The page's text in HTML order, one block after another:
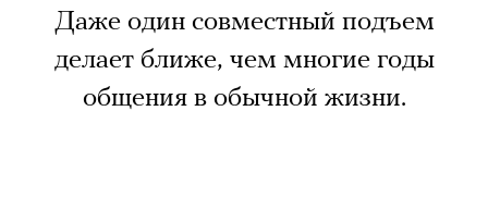
Даже один совместный подъем
делает ближе, чем многие годы
общения в обычной жизни.